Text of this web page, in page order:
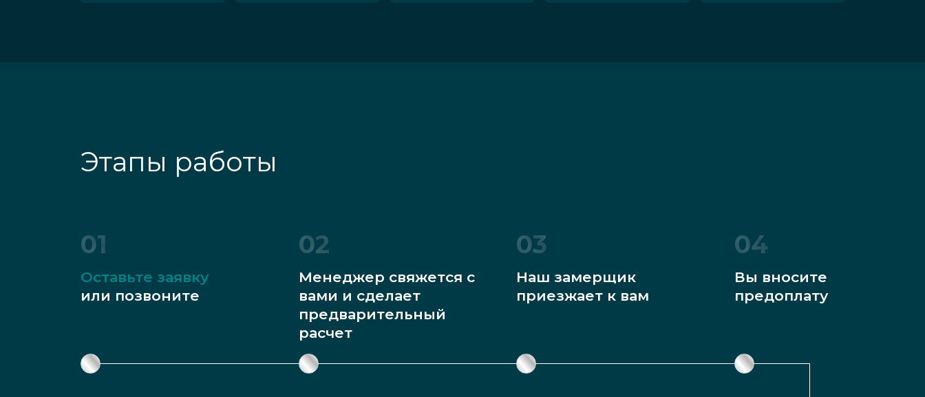
Этапы работы
01
Оставьте заявку
или позвоните
02
Менеджер свяжется с
вами и сделает
предварительный
расчет
03
Наш замерщик
приезжает к вам
04
Вы вносите
предоплату